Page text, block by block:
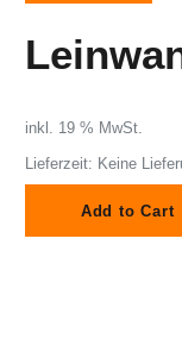
inkl. 19 % MwSt.
Lieferzeit: Keine
Add to Cart